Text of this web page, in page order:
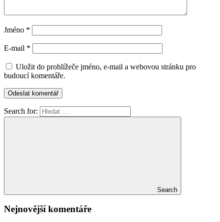
Jméno *
E-mail *
Uložit do prohlížeče jméno, e-mail a webovou stránku pro
budoucí komentáře.
Search for:
Search
Nejnovější komentáře